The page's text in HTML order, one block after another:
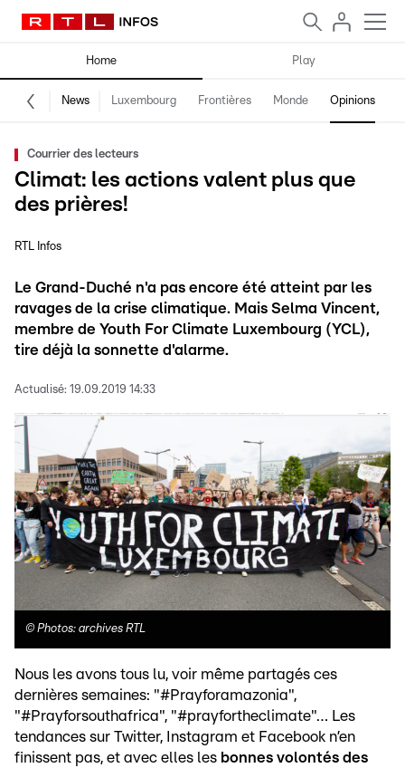
Home Play
News Luxembourg Frontières Monde Opinions
Courrier des lecteurs
Climat: les actions valent plus que
des prières!
RTL Infos
Le Grand-Duché n'a pas encore été atteint par les
ravages de la crise climatique. Mais Selma Vincent,
membre de Youth For Climate Luxembourg (YCL),
tire déjà la sonnette d'alarme.
Actualisé: 19.09.2019 14:33
© Photos: archives RTL
Nous les avons tous lu, voir même partagés ces
dernières semaines: "#Prayforamazonia",
"#Prayforsouthafrica", "#prayfortheclimate"… Les
tendances sur Twitter, Instagram et Facebook n’en
finissent pas, et avec elles les bonnes volontés des